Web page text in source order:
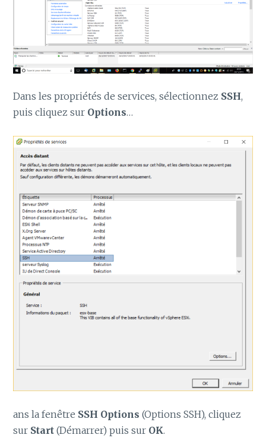
Dans les propriétés de services, sélectionnez SSH,
puis cliquez sur Options…
ans la fenêtre SSH Options (Options SSH), cliquez
sur Start (Démarrer) puis sur OK.